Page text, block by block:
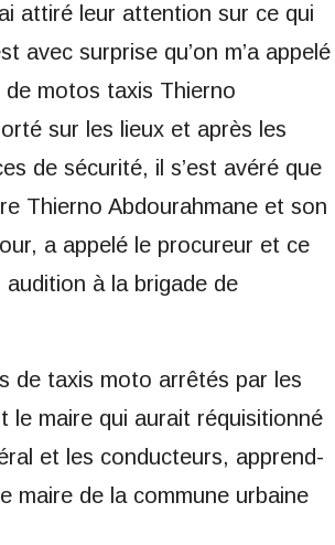
attiré leur attention sur ce qui
avec surprise qu’on m’a appelé
motos taxis Thierno
sur les lieux et après les
de sécurité, il s’est avéré que
Thierno Abdourahmane et son
a appelé le procureur et ce
audition à la brigade de
de taxis moto arrêtés par les
le maire qui aurait réquisitionné
et les conducteurs, apprend-
maire de la commune urbaine